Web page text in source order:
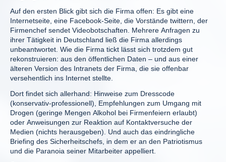
Auf den ersten Blick gibt sich die Firma offen: Es gibt eine
Internetseite, eine Facebook-Seite, die Vorstände twittern, der
Firmenchef sendet Videobotschaften. Mehrere Anfragen zu
ihrer Tätigkeit in Deutschland ließ die Firma allerdings
unbeantwortet. Wie die Firma tickt lässt sich trotzdem gut
rekonstruieren: aus den öffentlichen Daten – und aus einer
älteren Version des Intranets der Firma, die sie offenbar
versehentlich ins Internet stellte.
Dort findet sich allerhand: Hinweise zum Dresscode
(konservativ-professionell), Empfehlungen zum Umgang mit
Drogen (geringe Mengen Alkohol bei Firmenfeiern erlaubt)
oder Anweisungen zur Reaktion auf Kontaktversuche der
Medien (nichts herausgeben). Und auch das eindringliche
Briefing des Sicherheitschefs, in dem er an den Patriotismus
und die Paranoia seiner Mitarbeiter appelliert.